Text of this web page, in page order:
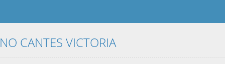
NO CANTES VICTORIA